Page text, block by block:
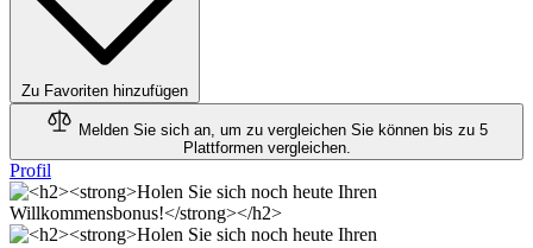
Zu Favoriten hinzufügen
Melden Sie sich an, um zu vergleichen Sie können bis zu 5
Plattformen vergleichen.
Profil